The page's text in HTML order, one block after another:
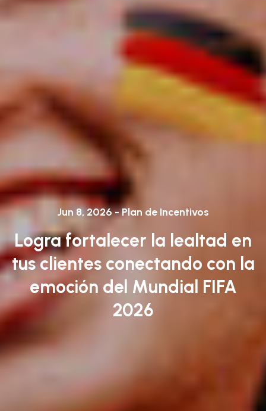
Jun 8, 2026 - Plan de Incentivos
Logra fortalecer la lealtad en
tus clientes conectando con la
emoción del Mundial FIFA
2026